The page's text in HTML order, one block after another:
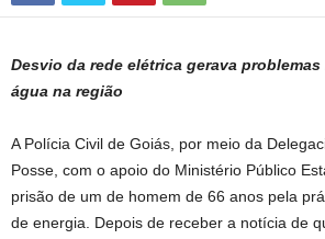
Desvio da rede elétrica gerava
água na região
A Polícia Civil de Goiás, por meio da
Posse, com o apoio do Ministério Público
prisão de um de homem de 66 anos pela
de energia. Depois de receber a notícia de